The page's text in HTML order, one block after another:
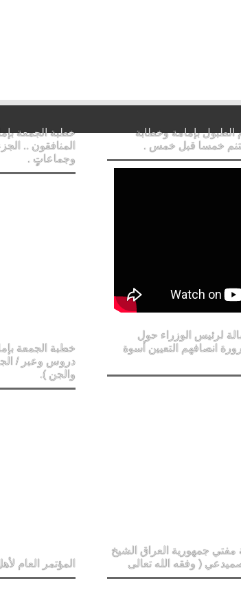
بإمامة وخطابة
خمسا قبل خمس .
لرئيس الوزراء حول
انصافهم التعيين أسوة
مفتي جمهورية العراق الشيخ
( وفقه الله تعالى
خطبة الجمعة
المنافقون ..
وجماعاتٍ .
خطبة الجمعة
والجن ).
المؤتمر العام